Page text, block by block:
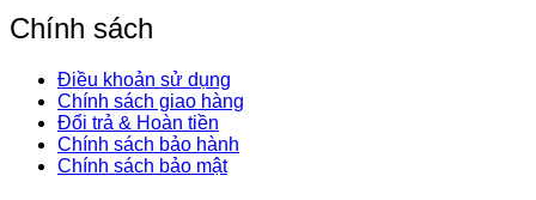
Chính sách
Điều khoản sử dụng
Chính sách giao hàng
Đổi trả & Hoàn tiền
Chính sách bảo hành
Chính sách bảo mật